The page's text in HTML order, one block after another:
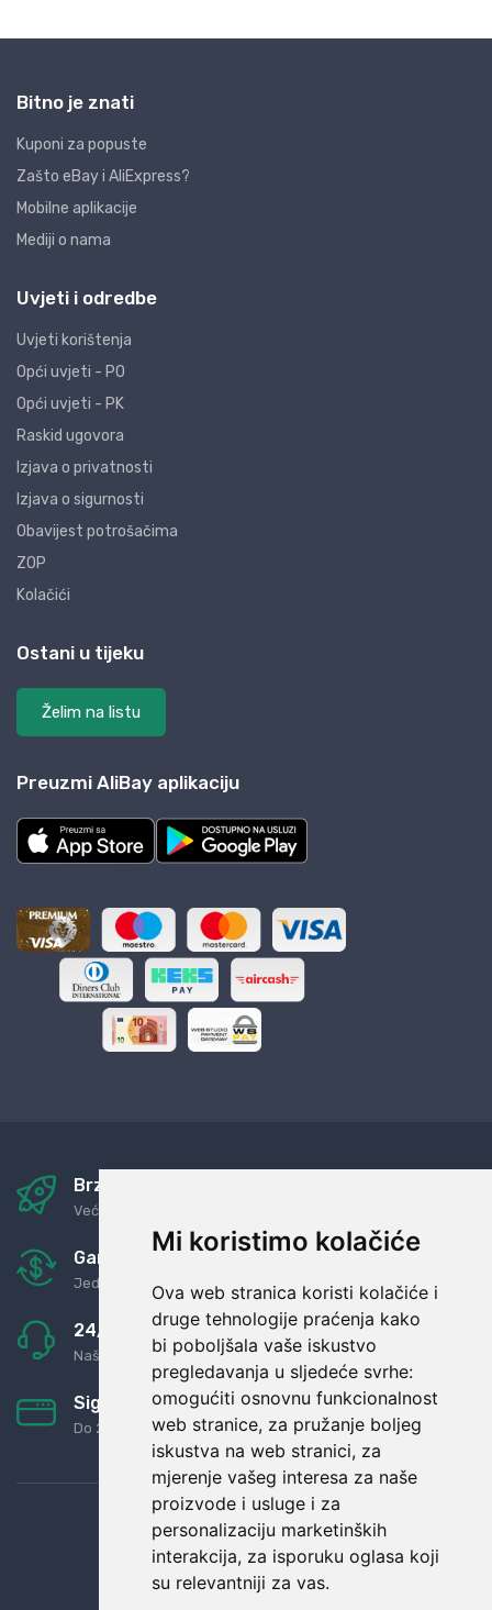
Mi koristimo kolačiće
Ova web stranica koristi kolačiće i
druge tehnologije praćenja kako
bi poboljšala vaše iskustvo
pregledavanja u sljedeće svrhe:
omogućiti osnovnu funkcionalnost
web stranice, za pružanje boljeg
iskustva na web stranici, za
mjerenje vašeg interesa za naše
proizvode i usluge i za
personalizaciju marketinških
interakcija, za isporuku oglasa koji
su relevantniji za vas.
Bitno je znati
Kuponi za popuste
Zašto eBay i AliExpress?
Mobilne aplikacije
Mediji o nama
Uvjeti i odredbe
Uvjeti korištenja
Opći uvjeti - PO
Opći uvjeti - PK
Raskid ugovora
Izjava o privatnosti
Izjava o sigurnosti
Obavijest potrošačima
ZOP
Kolačići
Ostani u tijeku
Želim na listu
Preuzmi AliBay aplikaciju
Brza i sigurna dostava
Već za nekoliko dana kod vas
Garancija u povrat novaca
Jednostavno pravilo: Roba za novac
24/7 odlična podrška
Naši agenti uvijek na raspolaganju
Sigurno obročno plaćanje
Do 24 rata bez kamata